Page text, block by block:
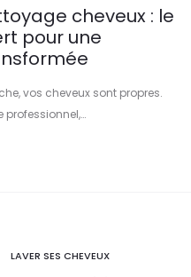
cheveux : le
pour une
vos cheveux sont propres.
professionnel,…
LAVER SES CHEVEUX